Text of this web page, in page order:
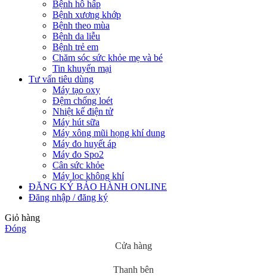
Bệnh hô hấp
Bệnh xương khớp
Bệnh theo mùa
Bệnh da liễu
Bệnh trẻ em
Chăm sóc sức khỏe mẹ và bé
Tin khuyến mại
Tư vấn tiêu dùng
Máy tạo oxy
Đệm chống loét
Nhiệt kế điện tử
Máy hút sữa
Máy xông mũi họng khí dung
Máy đo huyết áp
Máy đo Spo2
Cân sức khỏe
Máy lọc không khí
ĐĂNG KÝ BẢO HÀNH ONLINE
Đăng nhập / đăng ký
Giỏ hàng
Đóng
Cửa hàng
Thanh bên